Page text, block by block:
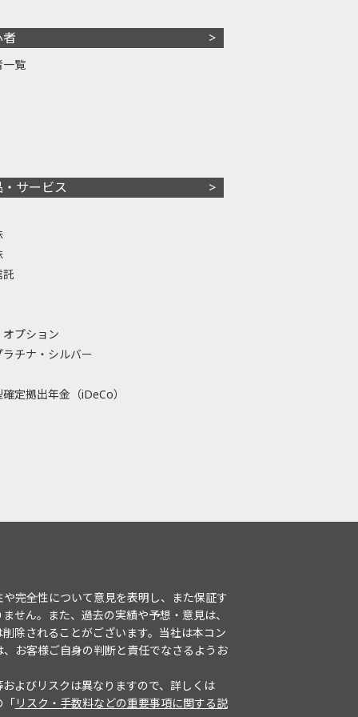
一覧
サービス
託
プション
ラチナ・シルバー
定拠出年金（iDeCo）
完全性について意見を表明し、また保証す
せん。また、過去の実績や予想・意見は、
除されることがございます。当社は本コン
お客様ご自身の判断と責任でなさるようお
よびリスクは異なりますので、詳しくは
「リスク・手数料などの重要事項に関する説